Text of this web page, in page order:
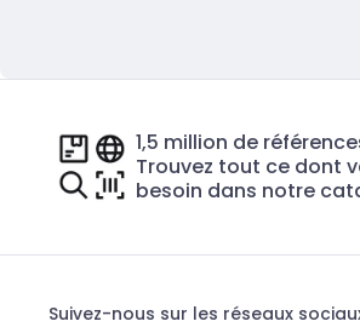
1,5 million de
Trouvez tout ce dont
besoin dans notre
Suivez-nous sur les réseaux